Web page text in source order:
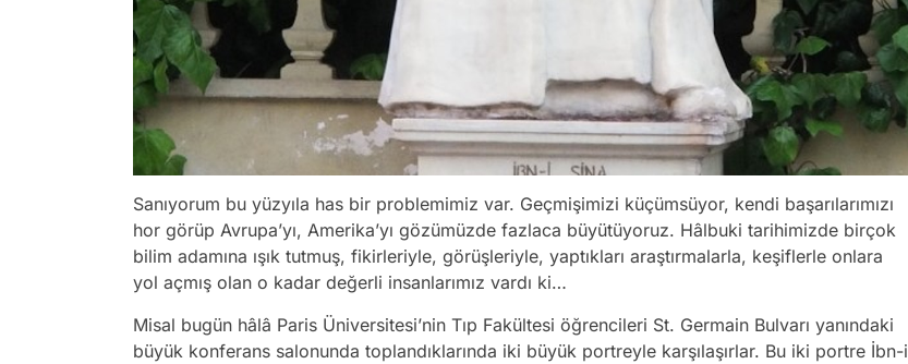
Sanıyorum bu yüzyıla has bir problemimiz var. Geçmişimizi küçümsüyor, kendi başarılarımızı
hor görüp Avrupa’yı, Amerika’yı gözümüzde fazlaca büyütüyoruz. Hâlbuki tarihimizde birçok
bilim adamına ışık tutmuş, fikirleriyle, görüşleriyle, yaptıkları araştırmalarla, keşiflerle onlara
yol açmış olan o kadar değerli insanlarımız vardı ki…
Misal bugün hâlâ Paris Üniversitesi’nin Tıp Fakültesi öğrencileri St. Germain Bulvarı yanındaki
büyük konferans salonunda toplandıklarında iki büyük portreyle karşılaşırlar. Bu iki portre İbn-i